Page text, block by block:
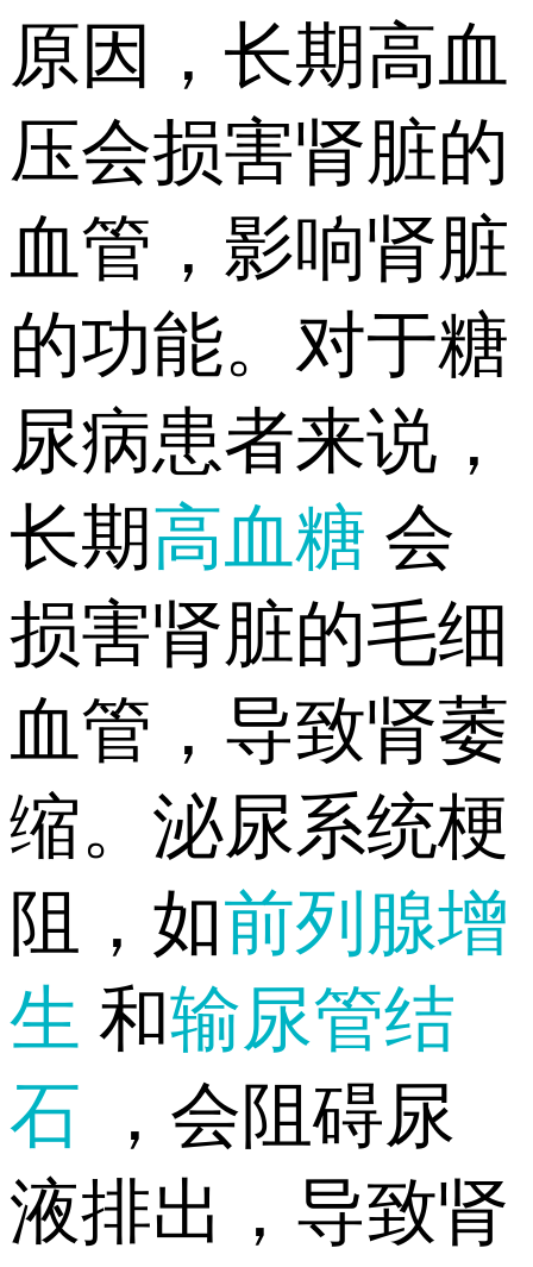
原因，长期高血
压会损害肾脏的
血管，影响肾脏
的功能。对于糖
尿病患者来说，
长期高血糖 会
损害肾脏的毛细
血管，导致肾萎
缩。泌尿系统梗
阻，如前列腺增
生 和输尿管结
石
，会阻碍尿
液排出，导致肾